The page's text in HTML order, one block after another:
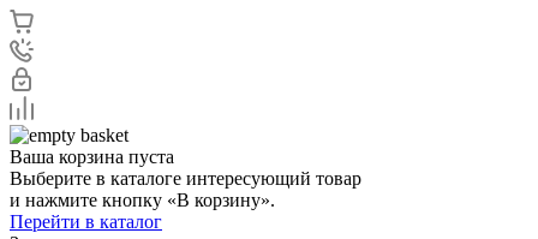
Ваша корзина пуста
Выберите в каталоге интересующий товар
и нажмите кнопку «В корзину».
Перейти в каталог